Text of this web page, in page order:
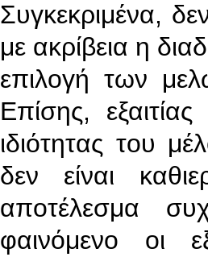
Συγκεκριμένα,
με ακρίβεια η
επιλογή των
Επίσης,
ιδιότητας του
δεν είναι
αποτέλεσμα
φαινόμενο οι